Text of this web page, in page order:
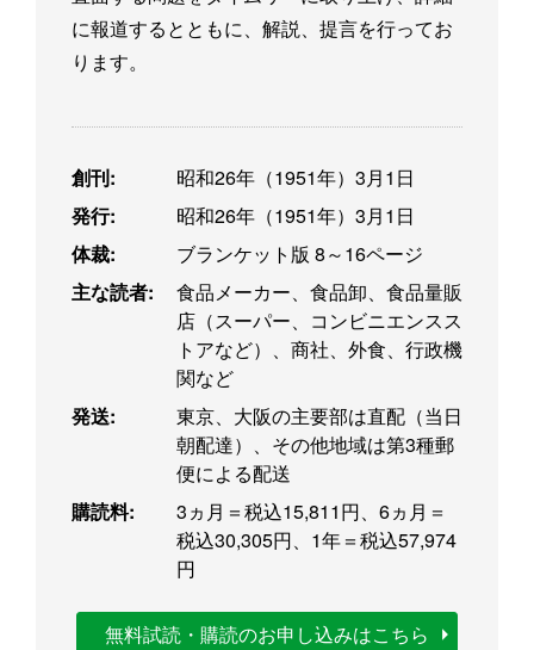
に報道するとともに、解説、提言を行ってお
ります。
創刊:
昭和26年（1951年）3月1日
発行:
昭和26年（1951年）3月1日
体裁:
ブランケット版 8～16ページ
主な読者:
食品メーカー、食品卸、食品量販
店（スーパー、コンビニエンスス
トアなど）、商社、外食、行政機
関など
発送:
東京、大阪の主要部は直配（当日
朝配達）、その他地域は第3種郵
便による配送
購読料:
3ヵ月＝税込15,811円、6ヵ月＝
税込30,305円、1年＝税込57,974
円
無料試読・購読のお申し込みはこちら